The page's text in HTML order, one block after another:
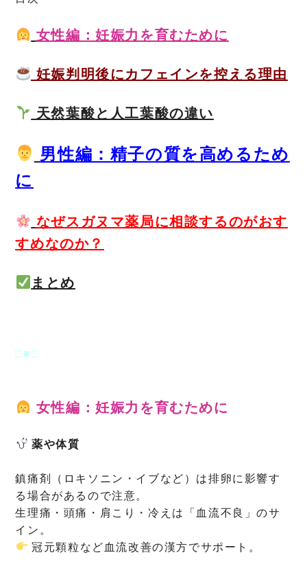
女性編：妊娠力を育むために
妊娠判明後にカフェインを控える理由
天然葉酸と人工葉酸の違い
男性編：精子の質を高めるため
に
なぜスガヌマ薬局に相談するのがおす
すめなのか？
まとめ
□■□
女性編：妊娠力を育むために
薬や体質
鎮痛剤（ロキソニン・イブなど）は排卵に影響す
る場合があるので注意。
生理痛・頭痛・肩こり・冷えは「血流不良」のサ
イン。
冠元顆粒など血流改善の漢方でサポート。